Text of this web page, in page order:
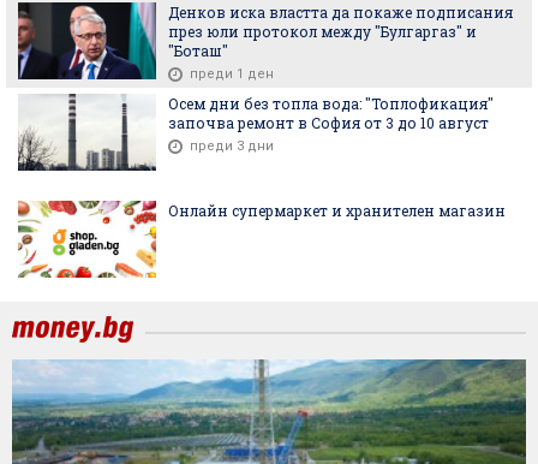
Денков иска властта да покаже подписания
през юли протокол между "Булгаргаз" и
"Боташ"
преди 1 ден
Осем дни без топла вода: "Топлофикация"
започва ремонт в София от 3 до 10 август
преди 3 дни
Онлайн супермаркет и хранителен магазин